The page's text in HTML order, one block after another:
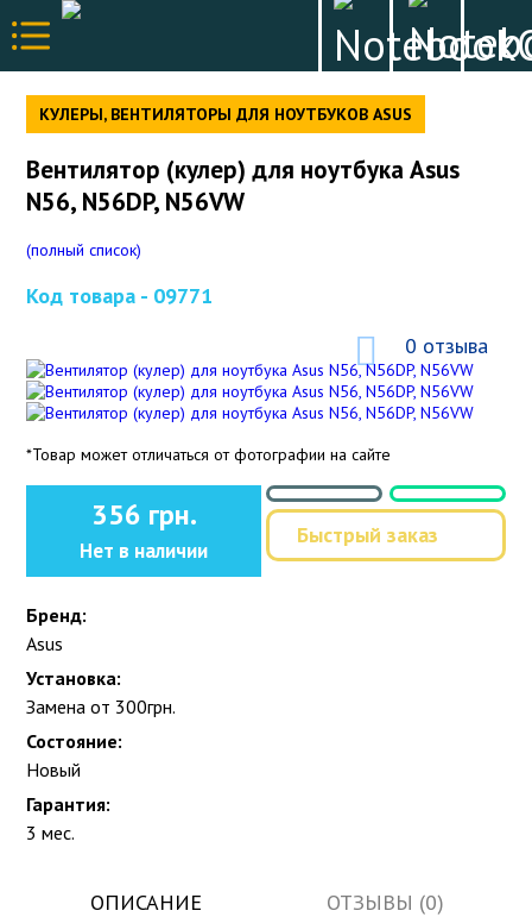
КУЛЕРЫ, ВЕНТИЛЯТОРЫ ДЛЯ НОУТБУКОВ ASUS
Вентилятор (кулер) для ноутбука Asus
N56, N56DP, N56VW
(полный список)
Код товара - 09771
0 отзыва
*Товар может отличаться от фотографии на сайте
356 грн.
Нет в наличии
Быстрый заказ
Бренд:
Asus
Установка:
Замена от 300грн.
Состояние:
Новый
Гарантия:
3 мес.
ОПИСАНИЕ ОТЗЫВЫ (0)